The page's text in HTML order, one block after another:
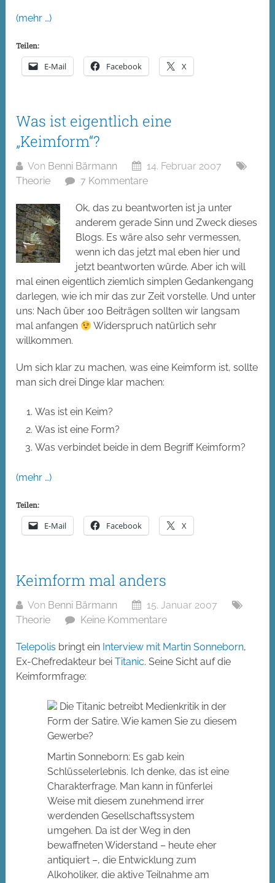
(mehr …)
Teilen:
E-Mail Facebook X
Was ist eigentlich eine
„Keimform“?
Von Benni Bärmann
14. Februar 2007
Theorie
7 Kommentare
Ok, das zu beantworten ist ja unter
anderem gerade Sinn und Zweck dieses
Blogs. Es wäre also sehr vermessen,
wenn ich das jetzt mal eben hier und
jetzt beantworten würde. Aber ich will
mal einen eigentlich ziemlich simplen Gedankengang
darlegen, wie ich mir das zur Zeit vorstelle. Und unter
uns: Nach über 100 Beiträgen sollten wir langsam
mal anfangen
Widerspruch natürlich sehr
willkommen.
Um sich klar zu machen, was eine Keimform ist, sollte
man sich drei Dinge klar machen:
Was ist ein Keim?
Was ist eine Form?
Was verbindet beide in dem Begriff Keimform?
(mehr …)
Teilen:
E-Mail Facebook X
Keimform mal anders
Von Benni Bärmann
15. Januar 2007
Theorie
Keine Kommentare
Telepolis bringt ein Interview mit Martin Sonneborn,
Ex-Chefredakteur beiTitanic. Seine Sicht auf die
Keimformfrage:
Die Titanic betreibt Medienkritik in der
Form der Satire. Wie kamen Sie zu diesem
Gewerbe?
Martin Sonneborn: Es gab kein
Schlüsselerlebnis. Ich denke, das ist eine
Charakterfrage. Man kann in fünferlei
Weise mit diesem zunehmend irrer
werdenden Gesellschaftssystem
umgehen. Da ist der Weg in den
bewaffneten Widerstand – heute eher
antiquiert –, die Entwicklung zum
Alkoholiker, die aktive Teilnahme am